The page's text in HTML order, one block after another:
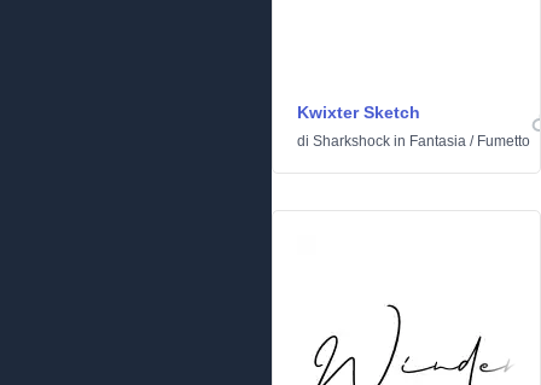
Kwixter Sketch
di Sharkshock in Fantasia / Fumetto